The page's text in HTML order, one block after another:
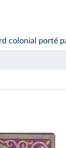
colonial porté